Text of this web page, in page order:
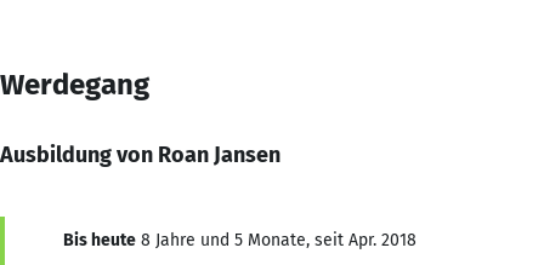
Werdegang
Ausbildung von Roan Jansen
Bis heute 8 Jahre und 5 Monate, seit Apr. 2018